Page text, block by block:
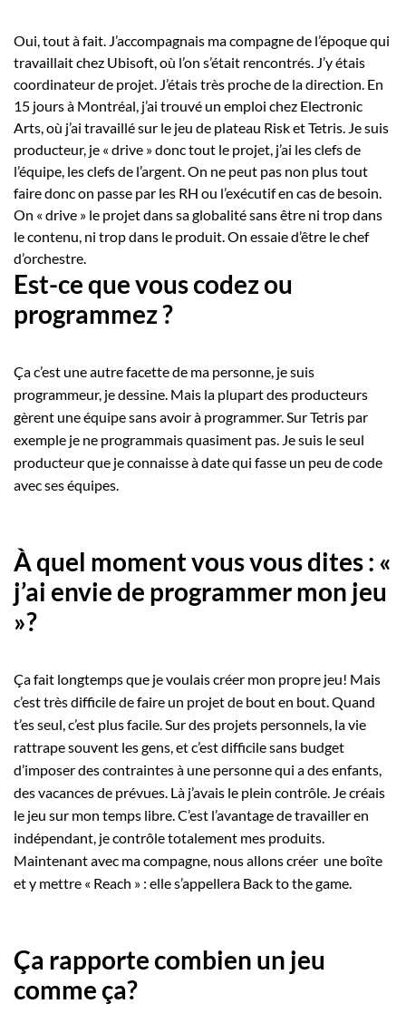
Oui, tout à fait. J’accompagnais ma compagne de l’époque qui
travaillait chez Ubisoft, où l’on s’était rencontrés. J’y étais
coordinateur de projet. J’étais très proche de la direction. En
15 jours à Montréal, j’ai trouvé un emploi chez Electronic
Arts, où j’ai travaillé sur le jeu de plateau Risk et Tetris. Je suis
producteur, je « drive » donc tout le projet, j’ai les clefs de
l’équipe, les clefs de l’argent. On ne peut pas non plus tout
faire donc on passe par les RH ou l’exécutif en cas de besoin.
On « drive » le projet dans sa globalité sans être ni trop dans
le contenu, ni trop dans le produit. On essaie d’être le chef
d’orchestre.
Est-ce que vous codez ou
programmez ?
Ça c’est une autre facette de ma personne, je suis
programmeur, je dessine. Mais la plupart des producteurs
gèrent une équipe sans avoir à programmer. Sur Tetris par
exemple je ne programmais quasiment pas. Je suis le seul
producteur que je connaisse à date qui fasse un peu de code
avec ses équipes.
À quel moment vous vous dites : «
j’ai envie de programmer mon jeu
»?
Ça fait longtemps que je voulais créer mon propre jeu! Mais
c’est très difficile de faire un projet de bout en bout. Quand
t’es seul, c’est plus facile. Sur des projets personnels, la vie
rattrape souvent les gens, et c’est difficile sans budget
d’imposer des contraintes à une personne qui a des enfants,
des vacances de prévues. Là j’avais le plein contrôle. Je créais
le jeu sur mon temps libre. C’est l’avantage de travailler en
indépendant, je contrôle totalement mes produits.
Maintenant avec ma compagne, nous allons créer une boîte
et y mettre « Reach » : elle s’appellera Back to the game.
Ça rapporte combien un jeu
comme ça?